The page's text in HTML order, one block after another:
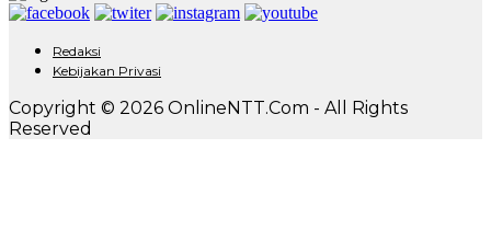
Redaksi
Kebijakan Privasi
Copyright © 2026 OnlineNTT.Com - All Rights
Reserved